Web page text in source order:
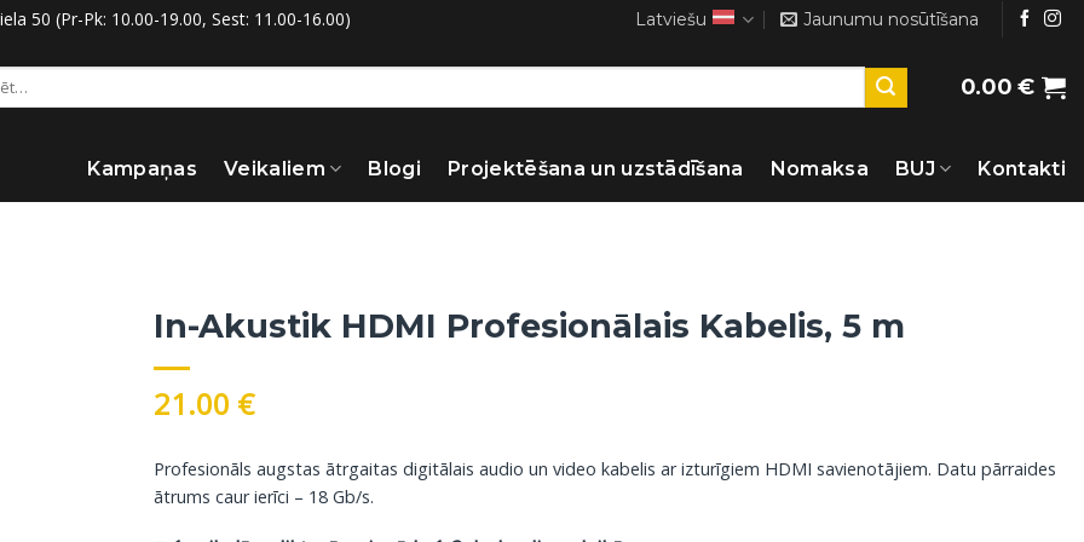
50 (Pr-Pk: 10.00-19.00, Sest: 11.00-16.00) Latviešu Jaunumu nosūtīšana
0.00€
Kampaņas Veikaliem Blogi Projektēšana un uzstādīšana Nomaksa BUJ Kontakti
In-Akustik HDMI Profesionālais Kabelis, 5 m
21.00 €
Profesionāls augstas ātrgaitas digitālais audio un video kabelis ar izturīgiem HDMI savienotājiem. Datu pārraides
ātrums caur ierīci – 18 Gb/s.